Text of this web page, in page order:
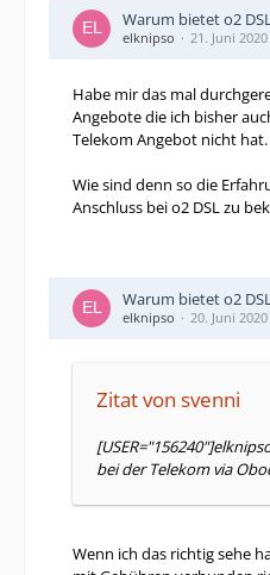
Warum bietet o2
elknipso 21. Juni 2020
Habe mir das mal
Angebote die ich bisher
Telekom Angebot nicht hat.
Wie sind denn so die
Anschluss bei o2 DSL zu
Warum bietet o2
elknipso 20. Juni 2020
Zitat von svenni
bei der Telekom via
Wenn ich das richtig sehe